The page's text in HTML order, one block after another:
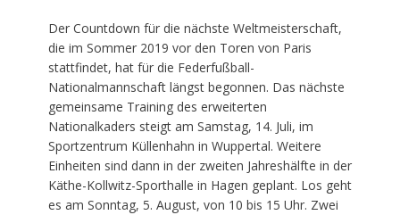
Der Countdown für die nächste Weltmeisterschaft,
die im Sommer 2019 vor den Toren von Paris
stattfindet, hat für die Federfußball-
Nationalmannschaft längst begonnen. Das nächste
gemeinsame Training des erweiterten
Nationalkaders steigt am Samstag, 14. Juli, im
Sportzentrum Küllenhahn in Wuppertal. Weitere
Einheiten sind dann in der zweiten Jahreshälfte in der
Käthe-Kollwitz-Sporthalle in Hagen geplant. Los geht
es am Sonntag, 5. August, von 10 bis 15 Uhr. Zwei